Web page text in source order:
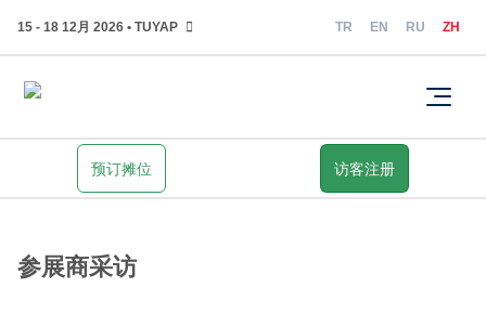
15 - 18 12月 2026 • TUYAP TR EN RU ZH
预订摊位 访客注册
参展商采访